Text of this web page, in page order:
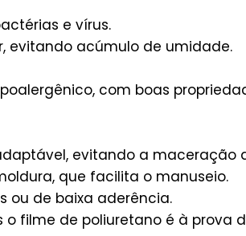
e vírus.
evitando acúmulo de umidade.
com boas
evitando a maceração
que facilita o manuseio.
ou de baixa aderência.
o filme de poliuretano é à prova